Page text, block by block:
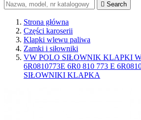
 Search
Strona główna
Części karoserii
Klapki wlewu paliwa
Zamki i siłowniki
VW POLO SIŁOWNIK KLAPKI
6R0810773E 6R0 810 773 E
SIŁOWNIKI KLAPKA